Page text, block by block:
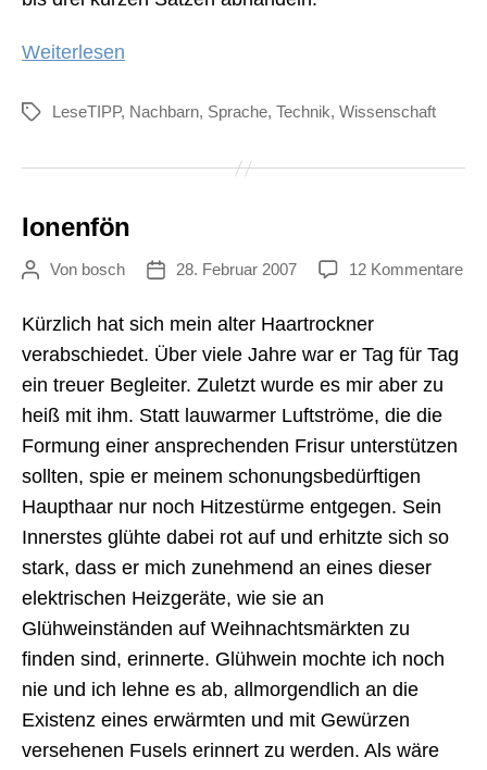
Weiterlesen
Schlagwörter
LeseTIPP, Nachbarn, Sprache, Technik, Wissenschaft
Ionenfön
Beitragsautor
Von bosch Veröffentlichungsdatum
28. Februar 2007 12 Kommentarezu
Kürzlich hat sich mein alter Haartrockner
verabschiedet. Über viele Jahre war er Tag für Tag
ein treuer Begleiter. Zuletzt wurde es mir aber zu
heiß mit ihm. Statt lauwarmer Luftströme, die die
Formung einer ansprechenden Frisur unterstützen
sollten, spie er meinem schonungsbedürftigen
Haupthaar nur noch Hitzestürme entgegen. Sein
Innerstes glühte dabei rot auf und erhitzte sich so
stark, dass er mich zunehmend an eines dieser
elektrischen Heizgeräte, wie sie an
Glühweinständen auf Weihnachtsmärkten zu
finden sind, erinnerte. Glühwein mochte ich noch
nie und ich lehne es ab, allmorgendlich an die
Existenz eines erwärmten und mit Gewürzen
versehenen Fusels erinnert zu werden. Als wäre